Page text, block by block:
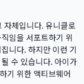
체입니다. 유니클로
임을 서포트하기 위
니다. 하지만 이런 기
수 있습니다. 아이가
기 위한 액티브웨어